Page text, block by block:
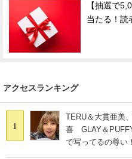
【抽選で
当たる！読
アクセスランキング
1
TERU＆大貫亜美
喜 GLAY＆
で写ってるの尊い